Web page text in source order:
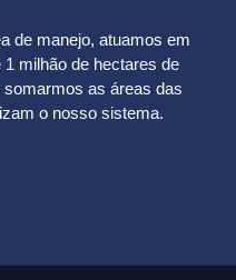
de manejo, atuamos em
milhão de hectares de
as áreas das
o nosso sistema.